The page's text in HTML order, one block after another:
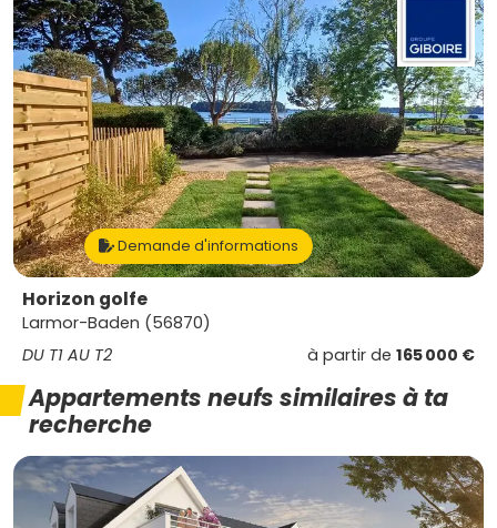
Demande d'informations
Horizon golfe
Larmor-Baden (56870)
DU T1 AU T2
à partir de 165 000 €
Appartements neufs similaires à ta
recherche